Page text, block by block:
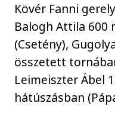
Kövér Fanni
Balogh Attila 600
(Csetény),
összetett
Leimeiszter Ábel
hátúszásban